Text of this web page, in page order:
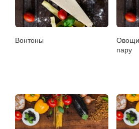
Вонтоны
Овощи
пару